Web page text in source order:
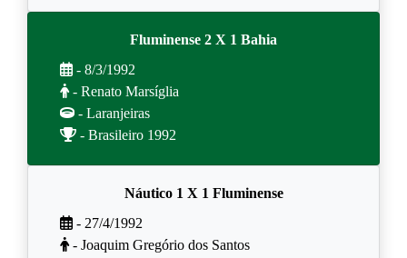
Fluminense 2 X 1 Bahia
- 8/3/1992
- Renato Marsíglia
- Laranjeiras
- Brasileiro 1992
Náutico 1 X 1 Fluminense
- 27/4/1992
- Joaquim Gregório dos Santos